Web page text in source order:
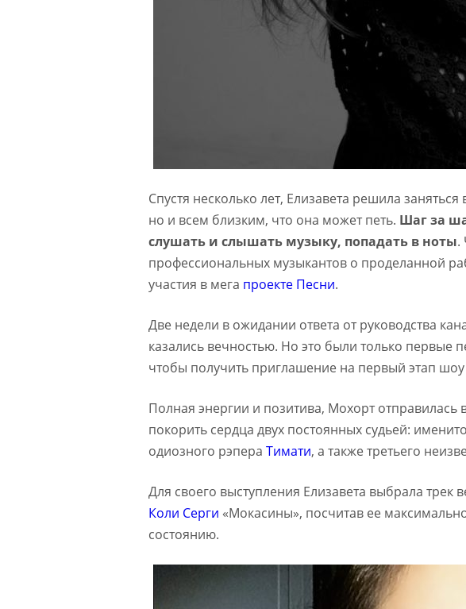
Спустя несколько лет, Елизавета решила
но и всем близким, что она может петь. Шаг за
слушать и слышать музыку, попадать в ноты.
профессиональных музыкантов о проделанной
участия в мега проекте Песни.
Две недели в ожидании ответа от руководства
казались вечностью. Но это были только первые
чтобы получить приглашение на первый этап
Полная энергии и позитива, Мохорт отправилась
покорить сердца двух постоянных судьей:
одиозного рэпера Тимати, а также третьего
Для своего выступления Елизавета выбрала трек
Коли Серги «Мокасины», посчитав ее
состоянию.